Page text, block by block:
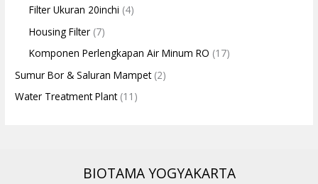
Filter Ukuran 20inchi (4)
Housing Filter (7)
Komponen Perlengkapan Air Minum RO (17)
Sumur Bor & Saluran Mampet(2)
Water Treatment Plant(11)
BIOTAMA YOGYAKARTA